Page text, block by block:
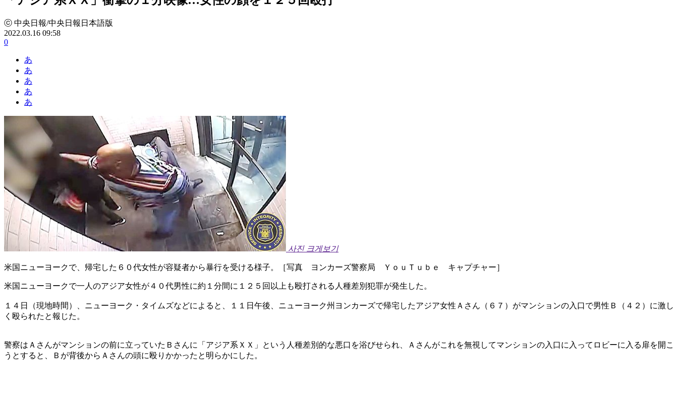
ⓒ 中央日報/中央日報日本語版
2022.03.16 09:58
0
あ
あ
あ
あ
あ
사진 크게보기
米国ニューヨークで、帰宅した６０代女性が容疑者から暴行を受ける様子。［写真 ヨンカーズ警察局 ＹｏｕＴｕｂｅ キャプチャー］
米国ニューヨークで一人のアジア女性が４０代男性に約１分間に１２５回以上も殴打される人種差別犯罪が発生した。
１４日（現地時間）、ニューヨーク・タイムズなどによると、１１日午後、ニューヨーク州ヨンカーズで帰宅したアジア女性Ａさん（６７）がマンションの入口で男性Ｂ（４２）に激し
く殴られたと報じた。
警察はＡさんがマンションの前に立っていたＢさんに「アジア系ＸＸ」という人種差別的な悪口を浴びせられ、Ａさんがこれを無視してマンションの入口に入ってロビーに入る扉を開こ
うとすると、Ｂが背後からＡさんの頭に殴りかかったと明らかにした。